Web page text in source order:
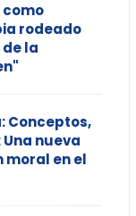
como
rodeado
la
Conceptos,
nueva
en el